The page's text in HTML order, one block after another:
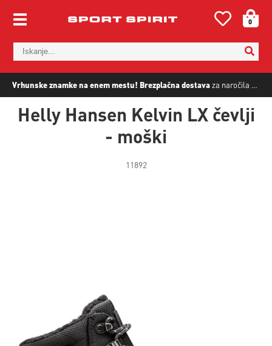
Vrhunske znamke na enem mestu! Brezplačna dostavaza naročila nad
0
Helly Hansen Kelvin LX čevlji
- moški
11892